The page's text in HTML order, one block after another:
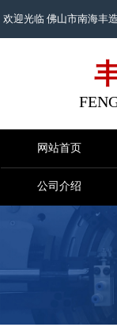
欢迎光临 佛山市南海丰
网站首页
公司介绍